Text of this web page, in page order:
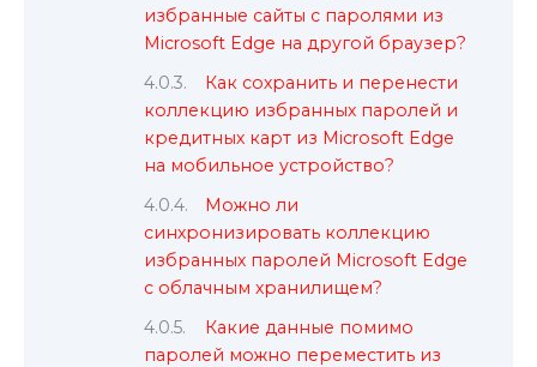
избранные сайты с паролями из
Microsoft Edge на другой браузер?
Как сохранить и перенести
коллекцию избранных паролей и
кредитных карт из Microsoft Edge
на мобильное устройство?
Можно ли
синхронизировать коллекцию
избранных паролей Microsoft Edge
с облачным хранилищем?
Какие данные помимо
паролей можно переместить из